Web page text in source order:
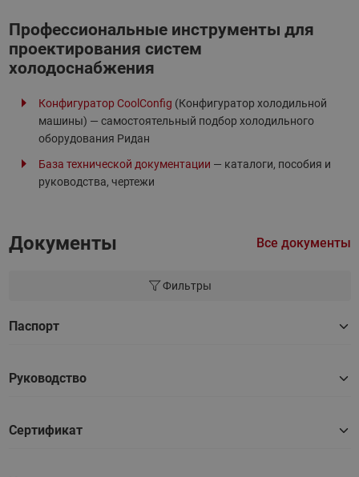
Профессиональные инструменты для
проектирования систем
холодоснабжения
Конфигуратор CoolConfig (Конфигуратор холодильной
машины) — самостоятельный подбор холодильного
оборудования Ридан
База технической документации — каталоги, пособия и
руководства, чертежи
Документы Все документы
Фильтры
Паспорт
Руководство
Сертификат